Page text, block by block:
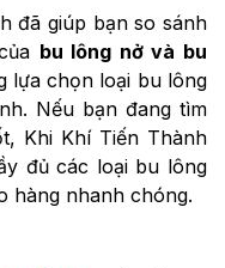
đã giúp bạn so sánh
bu lông nở và bu
lựa chọn loại bu lông
Nếu bạn đang tìm
Khi Khí Tiến Thành
đủ các loại bu lông
hàng nhanh chóng.